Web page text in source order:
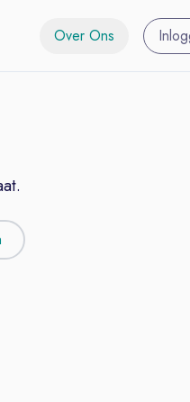
Over Ons